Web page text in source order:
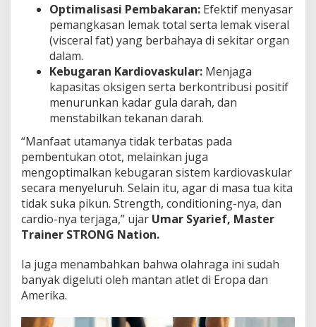
Optimalisasi Pembakaran: Efektif menyasar
pemangkasan lemak total serta lemak viseral
(visceral fat) yang berbahaya di sekitar organ
dalam.
Kebugaran Kardiovaskular: Menjaga
kapasitas oksigen serta berkontribusi positif
menurunkan kadar gula darah, dan
menstabilkan tekanan darah.
“Manfaat utamanya tidak terbatas pada
pembentukan otot, melainkan juga
mengoptimalkan kebugaran sistem kardiovaskular
secara menyeluruh. Selain itu, agar di masa tua kita
tidak suka pikun. Strength, conditioning-nya, dan
cardio-nya terjaga,” ujar Umar Syarief, Master
Trainer STRONG Nation.
Ia juga menambahkan bahwa olahraga ini sudah
banyak digeluti oleh mantan atlet di Eropa dan
Amerika.